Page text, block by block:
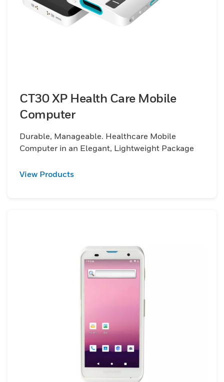
CT30 XP Health Care Mobile
Computer
Durable, Manageable. Healthcare Mobile
Computer in an Elegant, Lightweight Package
View Products